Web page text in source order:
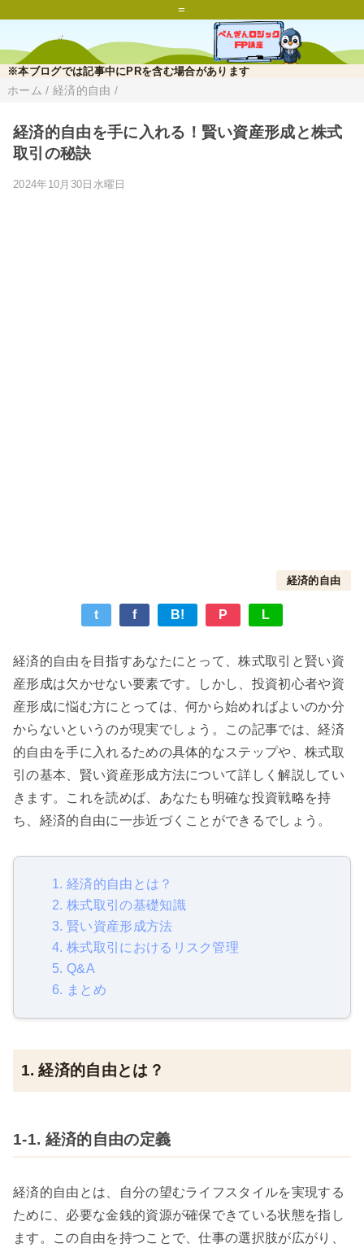
=
※本ブログでは記事中にPRを含む場合があります
ホーム / 経済的自由 /
経済的自由を手に入れる！賢い資産形成と株式
取引の秘訣
2024年10月30日水曜日
経済的自由
t f B! P L
経済的自由を目指すあなたにとって、株式取引と賢い資
産形成は欠かせない要素です。しかし、投資初心者や資
産形成に悩む方にとっては、何から始めればよいのか分
からないというのが現実でしょう。この記事では、経済
的自由を手に入れるための具体的なステップや、株式取
引の基本、賢い資産形成方法について詳しく解説してい
きます。これを読めば、あなたも明確な投資戦略を持
ち、経済的自由に一歩近づくことができるでしょう。
1. 経済的自由とは？
2. 株式取引の基礎知識
3. 賢い資産形成方法
4. 株式取引におけるリスク管理
5. Q&A
6. まとめ
1. 経済的自由とは？
1-1. 経済的自由の定義
経済的自由とは、自分の望むライフスタイルを実現する
ために、必要な金銭的資源が確保できている状態を指し
ます。この自由を持つことで、仕事の選択肢が広がり、